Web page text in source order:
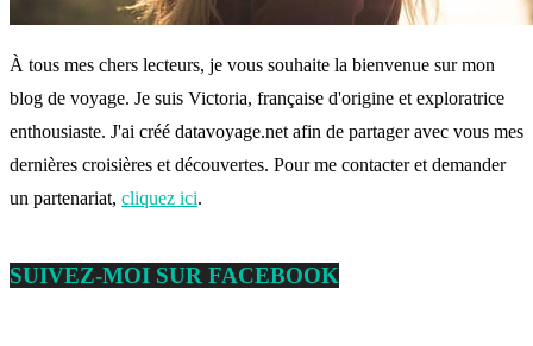
À tous mes chers lecteurs, je vous souhaite la bienvenue sur mon
blog de voyage. Je suis Victoria, française d'origine et exploratrice
enthousiaste. J'ai créé datavoyage.net afin de partager avec vous mes
dernières croisières et découvertes. Pour me contacter et demander
un partenariat, cliquez ici.
SUIVEZ-MOI SUR FACEBOOK